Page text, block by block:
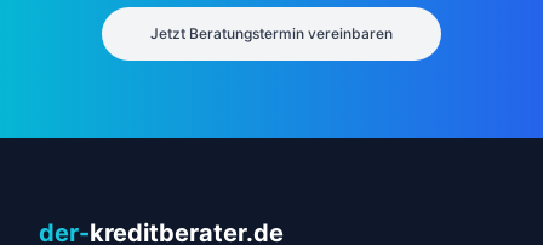
Jetzt Beratungstermin vereinbaren
der-kreditberater.de